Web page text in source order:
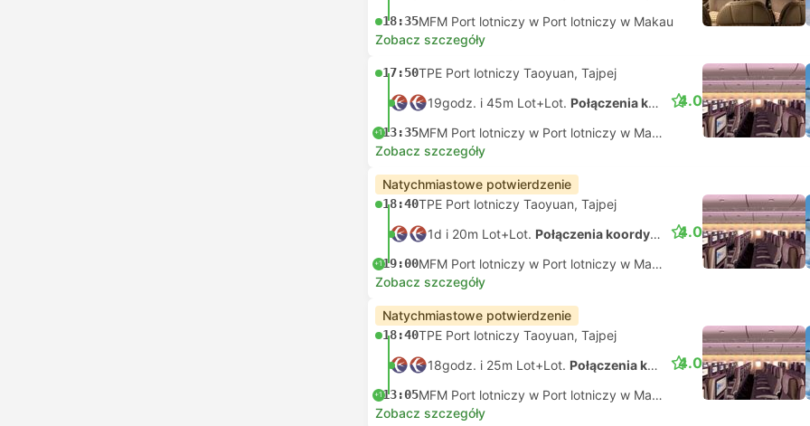
18:35MFM Port lotniczy w Port lotniczy w Makau
Zobacz szczegóły
17:50TPE Port lotniczy Taoyuan, Tajpej
19godz. i 45m Lot+Lot. Połączenia koordynowane na własną rękę
+113:35 MFM Port lotniczy w Port lotniczy w Makau
4.0
Zobacz szczegóły
Natychmiastowe potwierdzenie
18:40TPE Port lotniczy Taoyuan, Tajpej
1d i 20m Lot+Lot. Połączenia koordynowane na własną rękę
+119:00 MFM Port lotniczy w Port lotniczy w Makau
4.0
Zobacz szczegóły
Natychmiastowe potwierdzenie
18:40TPE Port lotniczy Taoyuan, Tajpej
18godz. i 25m Lot+Lot. Połączenia koordynowane na własną rękę
+113:05 MFM Port lotniczy w Port lotniczy w Makau
4.0
Zobacz szczegóły